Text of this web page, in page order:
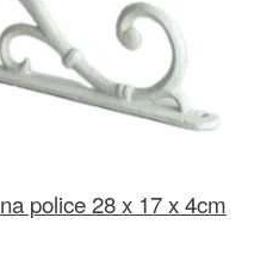
police 28 x 17 x 4cm